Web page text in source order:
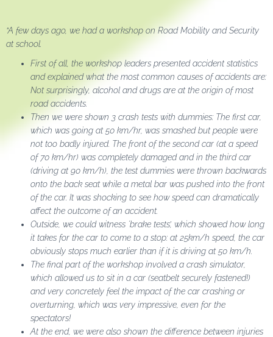
“A few days ago, we had a workshop on Road Mobility and Security
at school.
First of all, the workshop leaders presented accident statistics
and explained what the most common causes of accidents are:
Not surprisingly, alcohol and drugs are at the origin of most
road accidents.
Then we were shown 3 crash tests with dummies: The first car,
which was going at 50 km/hr, was smashed but people were
not too badly injured. The front of the second car (at a speed
of 70 km/hr) was completely damaged and in the third car
(driving at 90 km/h), the test dummies were thrown backwards
onto the back seat while a metal bar was pushed into the front
of the car. It was shocking to see how speed can dramatically
affect the outcome of an accident.
Outside, we could witness ´brake tests’, which showed how long
it takes for the car to come to a stop: at 25km/h speed, the car
obviously stops much earlier than if it is driving at 50 km/h.
The final part of the workshop involved a crash simulator,
which allowed us to sit in a car (seatbelt securely fastened!)
and very concretely feel the impact of the car crashing or
overturning, which was very impressive, even for the
spectators!
At the end, we were also shown the difference between injuries